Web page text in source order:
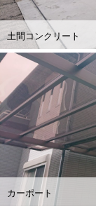
土間コンクリート
カーポート